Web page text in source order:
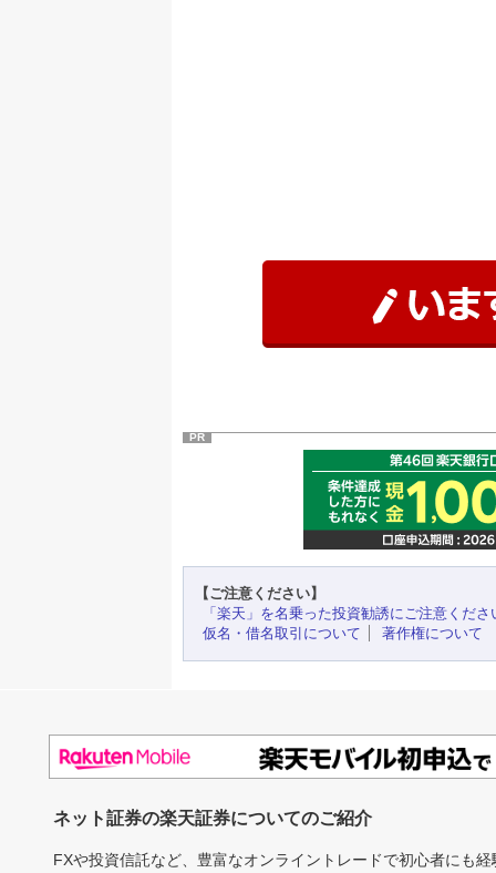
PR
【ご注意ください】
「楽天」を名乗った投資勧誘にご注意くださ
仮名・借名取引について
著作権について
ネット証券の楽天証券についてのご紹介
FXや投資信託など、豊富なオンライントレードで初心者にも